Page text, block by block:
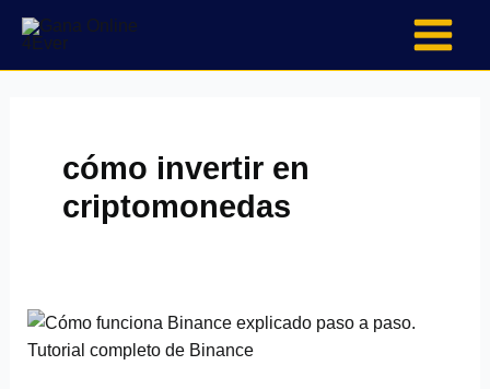
content
cómo invertir en
criptomonedas
Binance:
Tu